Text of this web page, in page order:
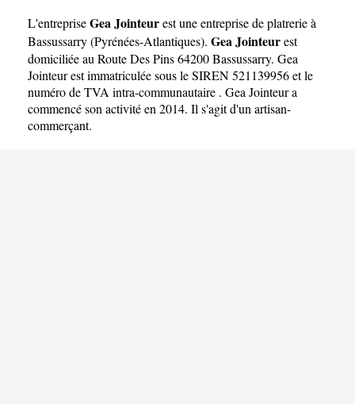
L'entrepriseGea Jointeurest uneentreprise de platrerie à
Bassussarry(Pyrénées-Atlantiques). Gea Jointeurest
domiciliée au Route Des Pins 64200 Bassussarry. Gea
Jointeur est immatriculée sous le SIREN 521139956 et le
numéro de TVA intra-communautaire . Gea Jointeur a
commencé son activité en 2014. Il s'agit d'un artisan-
commerçant.